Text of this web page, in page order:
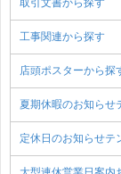
取引文書から探す
工事関連から探す
店頭ポスターから探
夏期休暇のお知らせ
定休日のお知らせテ